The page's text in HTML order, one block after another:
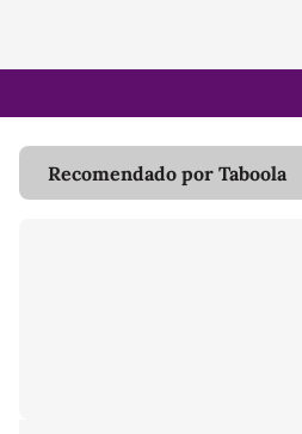
Recomendado por Taboola